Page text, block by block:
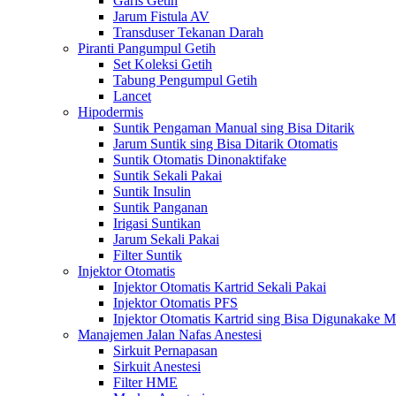
Jarum Fistula AV
Transduser Tekanan Darah
Piranti Pangumpul Getih
Set Koleksi Getih
Tabung Pengumpul Getih
Lancet
Hipodermis
Suntik Pengaman Manual sing Bisa Ditarik
Jarum Suntik sing Bisa Ditarik Otomatis
Suntik Otomatis Dinonaktifake
Suntik Sekali Pakai
Suntik Insulin
Suntik Panganan
Irigasi Suntikan
Jarum Sekali Pakai
Filter Suntik
Injektor Otomatis
Injektor Otomatis Kartrid Sekali Pakai
Injektor Otomatis PFS
Injektor Otomatis Kartrid sing Bisa Digunakake
Manajemen Jalan Nafas Anestesi
Sirkuit Pernapasan
Sirkuit Anestesi
Filter HME